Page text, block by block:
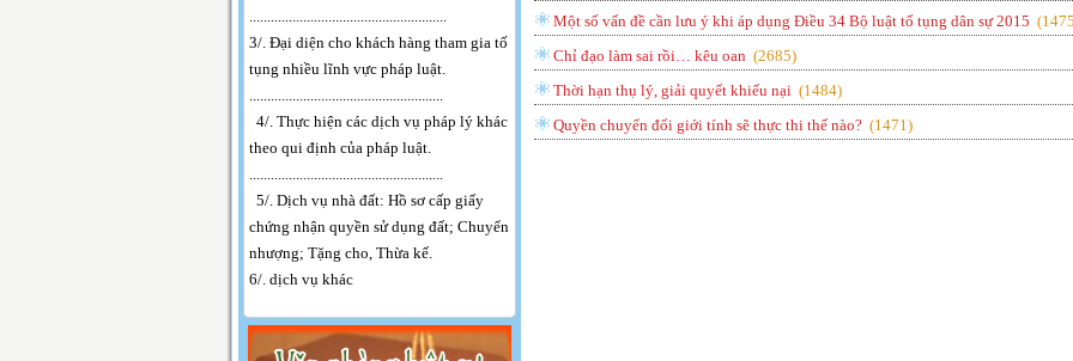
.......................................................
3/. Đại diện cho khách hàng tham gia tố
tụng nhiều lĩnh vực pháp luật.
......................................................
4/. Thực hiện các dịch vụ pháp lý khác
theo qui định của pháp luật.
......................................................
5/. Dịch vụ nhà đất: Hồ sơ cấp giấy
chứng nhận quyền sử dụng đất; Chuyển
nhượng; Tặng cho, Thừa kế.
6/. dịch vụ khác
Một số vấn đề cần lưu ý khi áp dụng Điều 34 Bộ luật tố tụng dân sự 2015 (
Chỉ đạo làm sai rồi… kêu oan (2685)
Thời hạn thụ lý, giải quyết khiếu nại (1484)
Quyền chuyển đổi giới tính sẽ thực thi thế nào? (1471)